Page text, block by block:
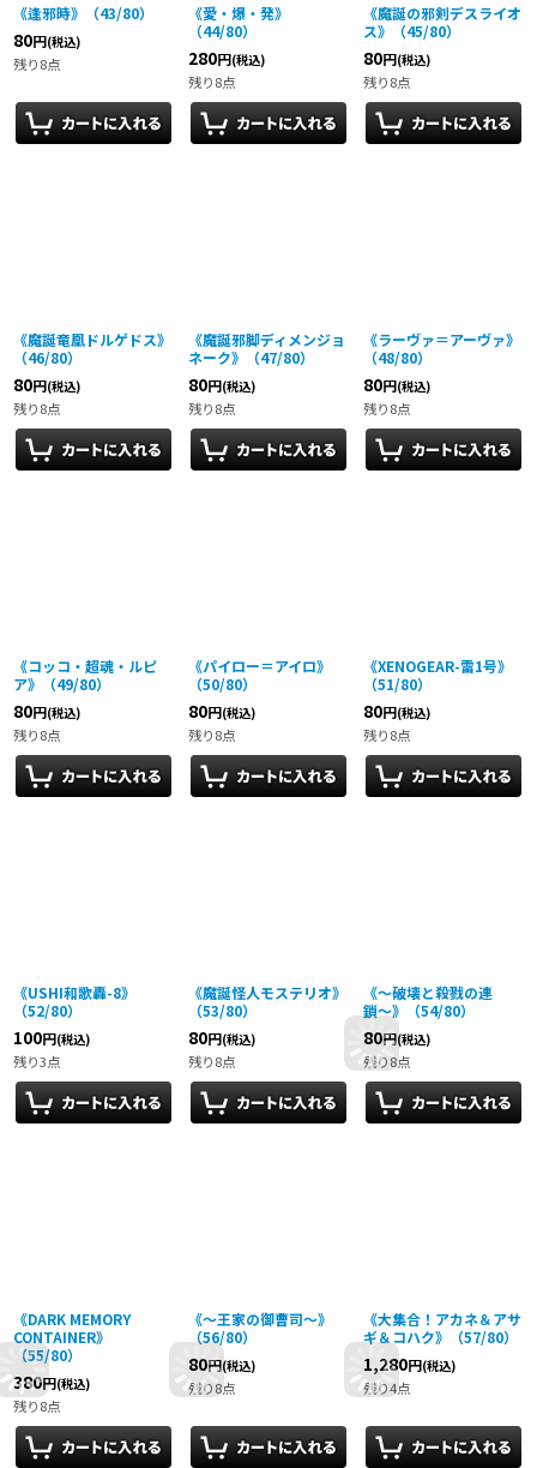
《逢邪時》（43/80）
80円(税込)
残り8点
《愛・爆・発》
（44/80）
280円(税込)
残り8点
《魔誕の邪剣デスライオ
ス》（45/80）
80円(税込)
残り8点
《魔誕竜凰ドルゲドス》
（46/80）
80円(税込)
残り8点
《魔誕邪脚ディメンジョ
ネーク》（47/80）
80円(税込)
残り8点
《ラーヴァ＝アーヴァ》
（48/80）
80円(税込)
残り8点
《コッコ・超魂・ルピ
ア》（49/80）
80円(税込)
残り8点
《パイロー＝アイロ》
（50/80）
80円(税込)
残り8点
《XENOGEAR-雷1号》
（51/80）
80円(税込)
残り8点
《USHI和歌轟-8》
（52/80）
100円(税込)
残り3点
《魔誕怪人モステリオ》
（53/80）
80円(税込)
残り8点
《〜破壊と殺戮の連
鎖〜》（54/80）
80円(税込)
残り8点
《DARK MEMORY
CONTAINER》
（55/80）
380円(税込)
残り8点
《〜王家の御曹司〜》
（56/80）
80円(税込)
残り8点
《大集合！アカネ＆アサ
ギ＆コハク》（57/80）
1,280円(税込)
残り4点